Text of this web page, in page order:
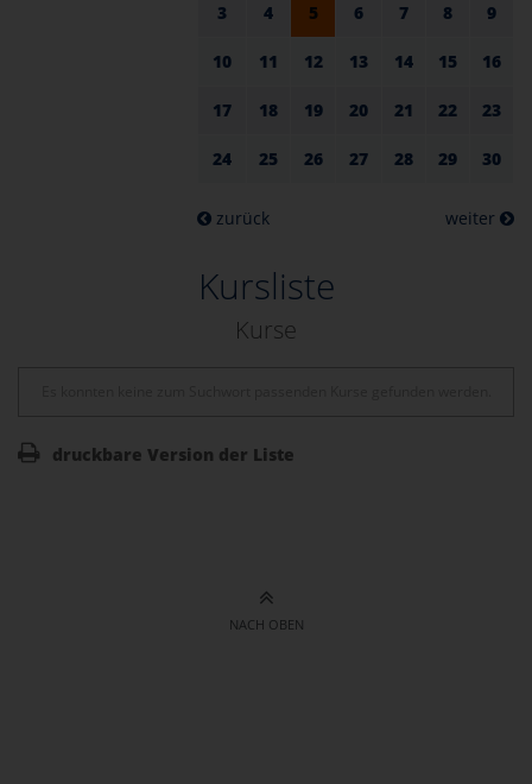
3 4 5 6 7 8 9
10 11 12 13 14 15 16
17 18 19 20 21 22 23
24 25 26 27 28 29 30
zurück weiter
Kursliste
Kurse
druckbare Version der Liste
NACH OBEN